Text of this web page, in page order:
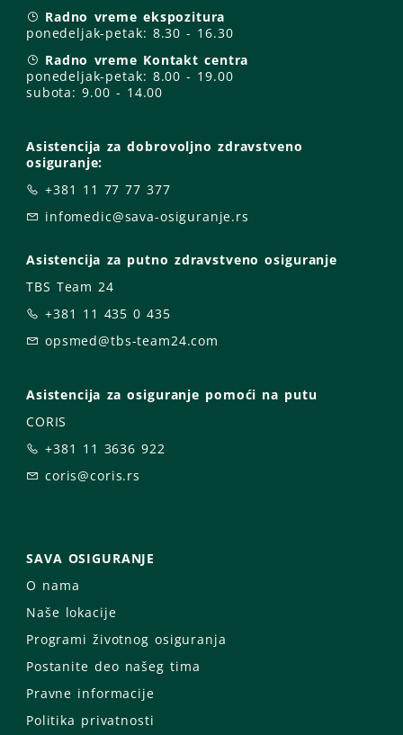
Radno vreme ekspozitura
ponedeljak-petak: 8.30 - 16.30
Radno vreme Kontakt centra
ponedeljak-petak: 8.00 - 19.00
subota: 9.00 - 14.00
Asistencija za dobrovoljno zdravstveno
osiguranje:
+381 11 77 77 377
infomedic@sava-osiguranje.rs
Asistencija za putno zdravstveno osiguranje
TBS Team 24
+381 11 435 0 435
opsmed@tbs-team24.com
Asistencija za osiguranje pomoći na putu
CORIS
+381 11 3636 922
coris@coris.rs
SAVA OSIGURANJE
O nama
Naše lokacije
Programi životnog osiguranja
Postanite deo našeg tima
Pravne informacije
Politika privatnosti